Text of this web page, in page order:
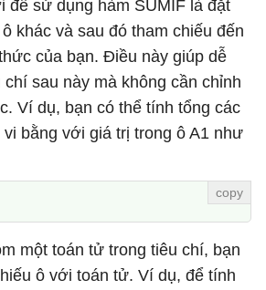
để sử dụng hàm SUMIF là đặt
khác và sau đó tham chiếu đến
của bạn. Điều này giúp dễ
sau này mà không cần chỉnh
Ví dụ, bạn có thể tính tổng các
bằng với giá trị trong ô A1 như
một toán tử trong tiêu chí, bạn
ô với toán tử. Ví dụ, để tính